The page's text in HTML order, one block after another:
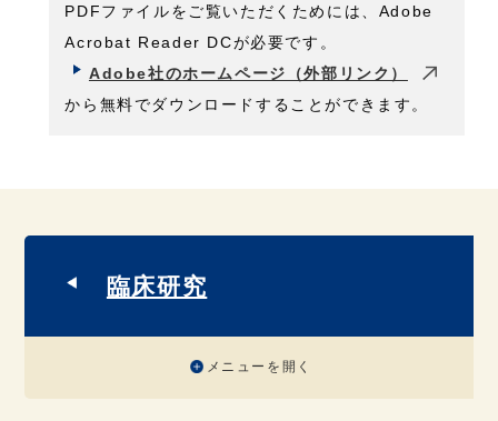
PDFファイルをご覧いただくためには、Adobe
Acrobat Reader DCが必要です。
Adobe社のホームページ（外部リンク）
から無料でダウンロードすることができます。
臨床研究
メニューを開く